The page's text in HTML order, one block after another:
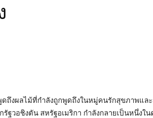
ถึงผลไม้ที่กำลังถูกพูดถึงในหมู่คนรักสุขภาพแล
ฐวอชิงตัน สหรัฐอเมริกา กำลังกลายเป็นหนึ่งใน